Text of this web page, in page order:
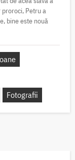
Petru a
bine este nouă
Fotografii